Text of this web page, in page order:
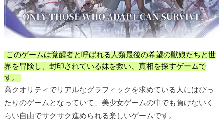
このゲームは覚醒者と呼ばれる人類最後の希望の獣娘たちと世
界を冒険し、封印されている妹を救い、真相を探すゲームで
す。
高クオリティでリアルなグラフィックを求めている人にはぴっ
たりのゲームとなっていて、美少女ゲームの中でも負けないく
らい自由でサクサク進められる楽しいゲームです。